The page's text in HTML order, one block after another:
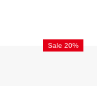
Sale 20%